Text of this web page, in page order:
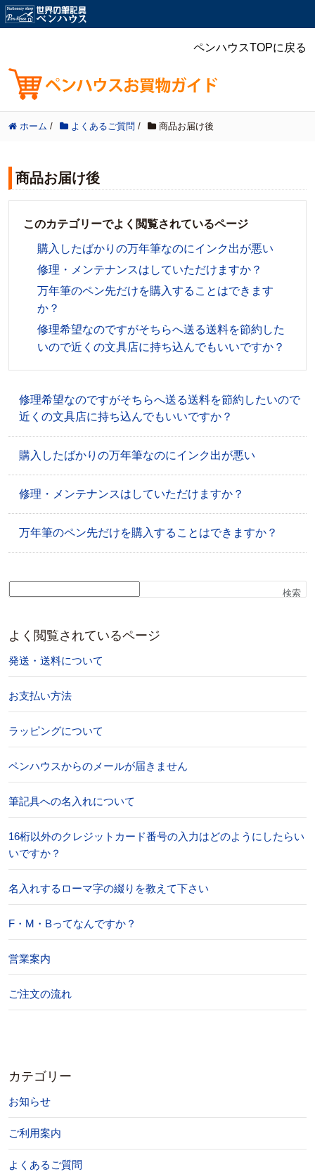
ペンハウスTOPに戻る
ホーム / よくあるご質問 / 商品お届け後
商品お届け後
このカテゴリーでよく閲覧されているページ
購入したばかりの万年筆なのにインク出が悪い
修理・メンテナンスはしていただけますか？
万年筆のペン先だけを購入することはできます
か？
修理希望なのですがそちらへ送る送料を節約した
いので近くの文具店に持ち込んでもいいですか？
修理希望なのですがそちらへ送る送料を節約したいので
近くの文具店に持ち込んでもいいですか？
購入したばかりの万年筆なのにインク出が悪い
修理・メンテナンスはしていただけますか？
万年筆のペン先だけを購入することはできますか？
検索
よく閲覧されているページ
発送・送料について
お支払い方法
ラッピングについて
ペンハウスからのメールが届きません
筆記具への名入れについて
16桁以外のクレジットカード番号の入力はどのようにしたらい
いですか？
名入れするローマ字の綴りを教えて下さい
F・M・Bってなんですか？
営業案内
ご注文の流れ
カテゴリー
お知らせ
ご利用案内
よくあるご質問